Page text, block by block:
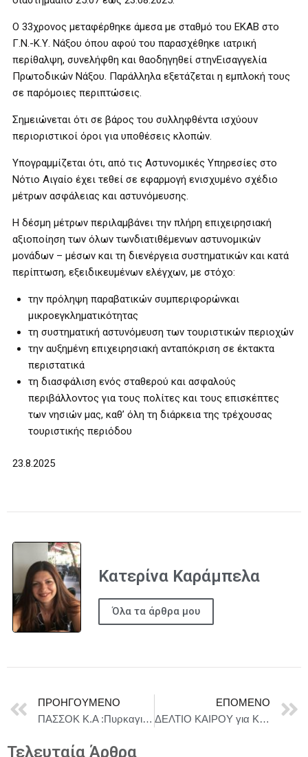
Ο 33χρονος μεταφέρθηκε άμεσα με σταθμό του ΕΚΑΒ στο
Γ.Ν.-Κ.Υ. Νάξου όπου αφού του παρασχέθηκε ιατρική
περίθαλψη, συνελήφθη και θαοδηγηθεί στηνΕισαγγελία
Πρωτοδικών Νάξου. Παράλληλα εξετάζεται η εμπλοκή τους
σε παρόμοιες περιπτώσεις.
Σημειώνεται ότι σε βάρος του συλληφθέντα ισχύουν
περιοριστικοί όροι για υποθέσεις κλοπών.
Υπογραμμίζεται ότι, από τις Αστυνομικές Υπηρεσίες στο
Νότιο Αιγαίο έχει τεθεί σε εφαρμογή ενισχυμένο σχέδιο
μέτρων ασφάλειας και αστυνόμευσης.
Η δέσμη μέτρων περιλαμβάνει την πλήρη επιχειρησιακή
αξιοποίηση των όλων τωνδιατιθέμενων αστυνομικών
μονάδων – μέσων και τη διενέργεια συστηματικών και κατά
περίπτωση, εξειδικευμένων ελέγχων, με στόχο:
την πρόληψη παραβατικών συμπεριφορώνκαι
μικροεγκληματικότητας
τη συστηματική αστυνόμευση των τουριστικών περιοχών
την αυξημένη επιχειρησιακή ανταπόκριση σε έκτακτα
περιστατικά
τη διασφάλιση ενός σταθερού και ασφαλούς
περιβάλλοντος για τους πολίτες και τους επισκέπτες
των νησιών μας, καθ’ όλη τη διάρκεια της τρέχουσας
τουριστικής περιόδου
23.8.2025
Κατερίνα Καράμπελα
Όλα τα άρθρα μου
ΠΡΟΗΓΟΎΜΕΝΟ
ΠΑΣΣΟΚ Κ.Α :Πυρκαγιές, (Επι) Στροφή στη λογική!
ΕΠΌΜΕΝΟ
ΔΕΛΤΙΟ ΚΑΙΡΟΥ για Κυριακή 24/8
Τελευταία Άρθρα